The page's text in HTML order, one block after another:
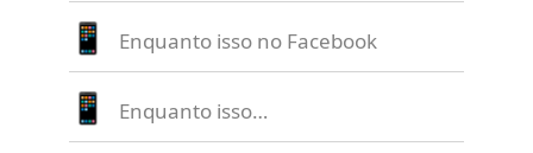
Enquanto isso no Facebook
Enquanto isso…